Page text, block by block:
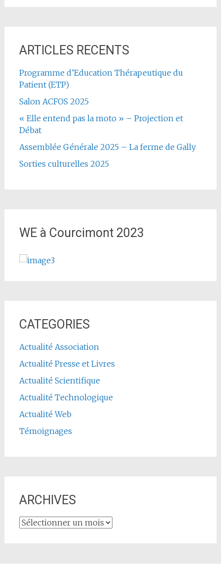
ARTICLES RECENTS
Programme d’Education Thérapeutique du
Patient (ETP)
Salon ACFOS 2025
« Elle entend pas la moto » – Projection et
Débat
Assemblée Générale 2025 – La ferme de Gally
Sorties culturelles 2025
WE à Courcimont 2023
CATEGORIES
Actualité Association
Actualité Presse et Livres
Actualité Scientifique
Actualité Technologique
Actualité Web
Témoignages
ARCHIVES
ARCHIVES